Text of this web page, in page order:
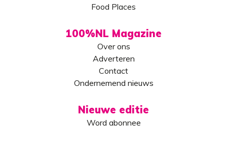
Food Places
100%NL Magazine
Over ons
Adverteren
Contact
Ondernemend nieuws
Nieuwe editie
Word abonnee